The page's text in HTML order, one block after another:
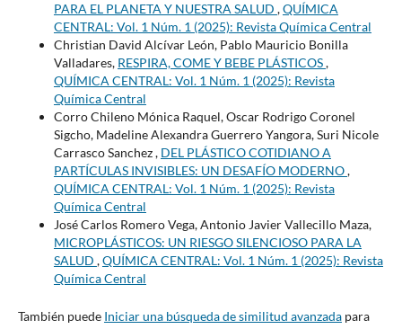
PARA EL PLANETA Y NUESTRA SALUD ,QUÍMICA
CENTRAL: Vol. 1 Núm. 1 (2025): Revista Química Central
Christian David Alcívar León, Pablo Mauricio Bonilla
Valladares, RESPIRA, COME Y BEBE PLÁSTICOS,
QUÍMICA CENTRAL: Vol. 1 Núm. 1 (2025): Revista
Química Central
Corro Chileno Mónica Raquel, Oscar Rodrigo Coronel
Sigcho, Madeline Alexandra Guerrero Yangora, Suri Nicole
Carrasco Sanchez , DEL PLÁSTICO COTIDIANO A
PARTÍCULAS INVISIBLES: UN DESAFÍO MODERNO,
QUÍMICA CENTRAL: Vol. 1 Núm. 1 (2025): Revista
Química Central
José Carlos Romero Vega, Antonio Javier Vallecillo Maza,
MICROPLÁSTICOS: UN RIESGO SILENCIOSO PARA LA
SALUD ,QUÍMICA CENTRAL: Vol. 1 Núm. 1 (2025): Revista
Química Central
También puede Iniciar una búsqueda de similitud avanzadapara